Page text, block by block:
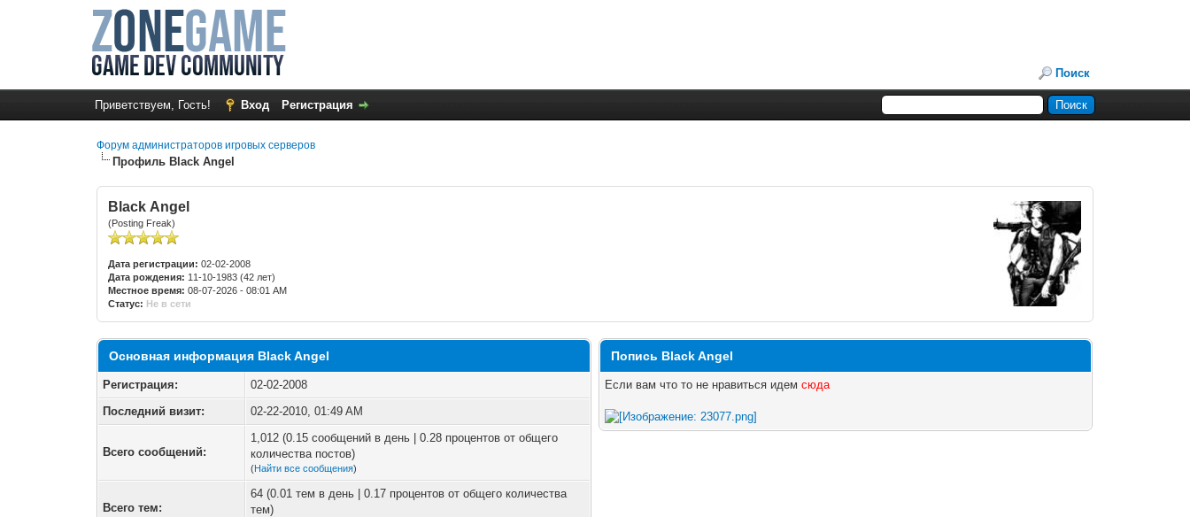
Поиск
Приветствуем, Гость! Вход Регистрация
Форум администраторов игровых серверов
Профиль Black Angel
Black Angel
(Posting Freak)
Дата регистрации: 02-02-2008
Дата рождения: 11-10-1983 (42 лет)
Местное время: 08-07-2026 - 08:01 AM
Статус: Не в сети
Основная информация Black Angel
Регистрация:
02-02-2008
Последний визит:
02-22-2010, 01:49 AM
Всего сообщений:
1,012 (0.15 сообщений в день | 0.28 процентов от общего
количества постов)
(Найти все сообщения)
Всего тем:
64 (0.01 тем в день | 0.17 процентов от общего количества
тем)
Попись Black Angel
Если вам что то не нравиться идемсюда